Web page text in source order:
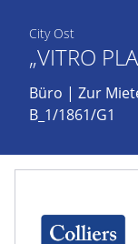
City Ost
„VITRO
Büro | Zur
B_1/1861/G1